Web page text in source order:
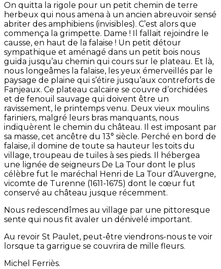
On quitta la rigole pour un petit chemin de terre
herbeux qui nous amena à un ancien abreuvoir sensé
abriter des amphibiens (invisibles). C’est alors que
commença la grimpette. Dame ! Il fallait rejoindre le
causse, en haut de la falaise ! Un petit détour
sympathique et aménagé dans un petit bois nous
guida jusqu’au chemin qui cours sur le plateau. Et là,
nous longeâmes la falaise, les yeux émerveillés par le
paysage de plaine qui s’étire jusqu’aux contreforts de
Fanjeaux. Ce plateau calcaire se couvre d’orchidées
et de fenouil sauvage qui doivent être un
ravissement, le printemps venu. Deux vieux moulins
fariniers, malgré leurs bras manquants, nous
indiquèrent le chemin du château. Il est imposant par
sa masse, cet ancêtre du 13° siècle. Perché en bord de
falaise, il domine de toute sa hauteur les toits du
village, troupeau de tuiles à ses pieds. Il hébergea
une lignée de seigneurs De La Tour dont le plus
célèbre fut le maréchal Henri de La Tour d’Auvergne,
vicomte de Turenne (1611-1675) dont le cœur fut
conservé au château jusque récemment.
Nous redescendîmes au village par une pittoresque
sente qui nous fit avaler un dénivelé important.
Au revoir St Paulet, peut-être viendrons-nous te voir
lorsque ta garrigue se couvrira de mille fleurs.
Michel Ferriès.